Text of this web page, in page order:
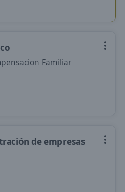
Familiar
de empresas